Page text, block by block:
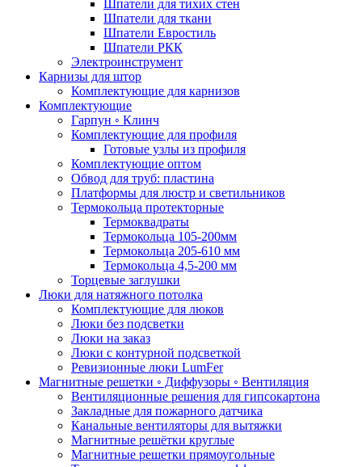
Шпатели для тихих стен
Шпатели для ткани
Шпатели Евростиль
Шпатели РКК
Электроинструмент
Карнизы для штор
Комплектующие для карнизов
Комплектующие
Гарпун ◦ Клинч
Комплектующие для профиля
Готовые узлы из профиля
Комплектующие оптом
Обвод для труб: пластина
Платформы для люстр и светильников
Термокольца протекторные
Термоквадраты
Термокольца 105-200мм
Термокольца 205-610 мм
Термокольца 4,5-200 мм
Торцевые заглушки
Люки для натяжного потолка
Комплектующие для люков
Люки без подсветки
Люки на заказ
Люки с контурной подсветкой
Ревизионные люки LumFer
Магнитные решетки ◦ Диффузоры ◦ Вентиляция
Вентиляционные решения для гипсокартона
Закладные для пожарного датчика
Канальные вентиляторы для вытяжки
Магнитные решётки круглые
Магнитные решетки прямоугольные